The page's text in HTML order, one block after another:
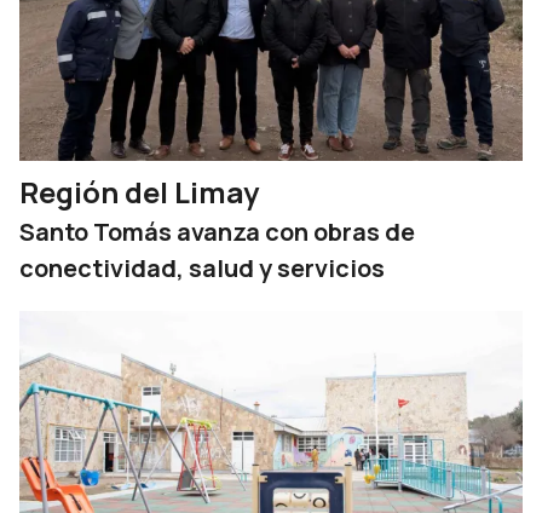
Región del Limay
Santo Tomás avanza con obras de
conectividad, salud y servicios